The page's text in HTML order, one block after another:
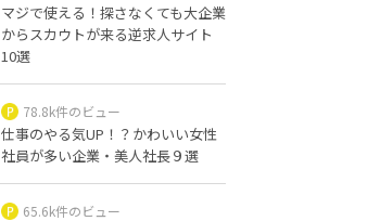
マジで使える！探さなくても大企業
からスカウトが来る逆求人サイト
10選
78.8k件のビュー
仕事のやる気UP！？かわいい女性
社員が多い企業・美人社長９選
65.6k件のビュー